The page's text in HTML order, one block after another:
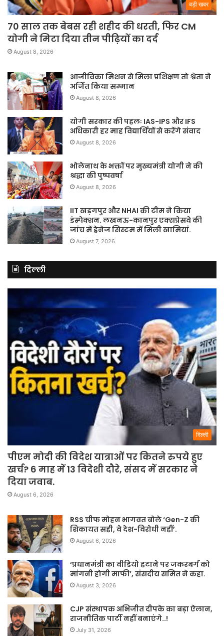
बड़ी खबर
70 साल तक बेबस रही शहीद की धरती, फिर CM
योगी ने मिटा दिया तीन पीढ़ियों का दर्द
August 8, 2026
आजीविका मिशन से मिला प्रशिक्षण तो श्वेता ने
अर्जित किया सम्मान
August 8, 2026
योगी सरकार की पहलः IAS-IPS और IFS
अधिकारी हर माह विद्यार्थियों से करेंगे संवाद
August 8, 2026
भोलेनाथ के भक्तों पर मुख्यमंत्री योगी ने की
श्रद्धा की पुष्पवर्षा
August 8, 2026
IIT खड़गपुर और NHAI की टीम ने किया
इंस्पेक्शन. लखनऊ-कानपुर एक्सप्रेसवे की
जांच में ड्रेनेज सिस्टम में मिली खामियां.
August 7, 2026
दिल्ली
दिल्ली
पीएम मोदी की विदेश यात्राओं पर कितने रुपये हुए
खर्च? 6 माह में 13 विदेशी दौरे, संसद में सरकार ने
दिया जवाब.
August 6, 2026
RSS चीफ मोहन भागवत बोले ‘Gen-Z की
शिकायत सही, वे देश-विरोधी नहीं’.
August 6, 2026
‘प्रधानमंत्री का वीडियो हटाने पर जकरबर्ग को
मांगनी होगी माफी’, संसदीय समित ने कहा.
August 3, 2026
CJP संस्थापक अभिजीत दीपके का बड़ा ऐलान,
राजनीतिक पार्टी नहीं बनाएंगे..!
July 31, 2026